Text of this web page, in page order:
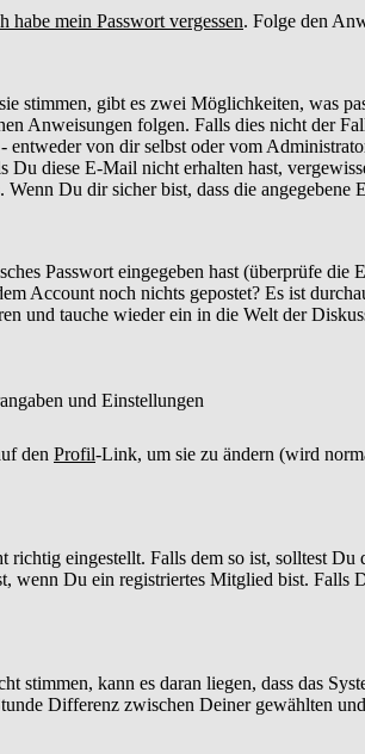
habe mein Passwort vergessen. Folge den
stimmen, gibt es zwei Möglichkeiten, was
Anweisungen folgen. Falls dies nicht der
von dir selbst oder vom
diese E-Mail nicht erhalten hast,
Du dir sicher bist, dass die
Passwort eingegeben hast (überprüfe
Account noch nichts gepostet? Es ist
und tauche wieder ein in die Welt der
und Einstellungen
den Profil-Link, um sie zu ändern (wird
eingestellt. Falls dem so ist, solltest
Du ein registriertes Mitglied bist. Falls
kann es daran liegen, dass das
Differenz zwischen Deiner gewählten